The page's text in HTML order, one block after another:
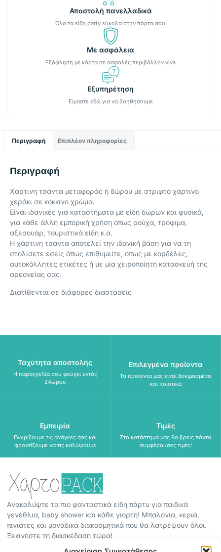
Αποστολή πανελλαδικά
Όλα τα είδη party εύκολα στην πόρτα σου!
Με ασφάλεια
Εξόφληση με κάρτα σε ασφαλές περιβάλλον viva
Εξυπηρέτηση
Είμαστε εδώ για να βοηθήσουμε
Περιγραφή Επιπλέον πληροφορίες
Περιγραφή
Χάρτινη τσάντα μεταφοράς ή δώρου με στριφτό χάρτινο
χεράκι σε κόκκινο χρώμα.
Είναι ιδανικές για καταστήματα με είδη δώρων και φυσικά,
για κάθε άλλη εμπορική χρήση όπως ρούχα, τρόφιμα,
αξεσουάρ, τουριστικά είδη κ.α.
Η χάρτινη τσάντα αποτελεί την ιδανική βάση για να τη
στολίσετε εσείς όπως επιθυμείτε, όπως με κορδέλες,
αυτοκόλλητες ετικέτες ή με μία χειροποίητη κατασκευή της
αρεσκείας σας.
Διατίθενται σε διάφορες διαστάσεις
Ταχύτητα αποστολής
Η παραγγελία σου φεύγει εντός
24ωρου
Επιλεγμένα προϊοντα
Τα προϊοντα μας είναι δοκιμασμένα
και ποιοτικά
Εμπειρία
Γνωρίζουμε τις ανάγκες σας και
φροντίζουμε να τις καλύψουμε
Τιμές
Στο κατάστημα μας θα βρεις πάντα
συμφέρουσες τιμές!
Ανακαλύψτε τα πιο φανταστικά είδη πάρτυ για παιδικά
γενέθλια, baby shower και κάθε γιορτή! Μπαλόνια, κεριά,
πινιάτες και μοναδικά διακοσμητικά που θα λατρέψουν όλοι.
Ξεκινήστε τη διασκέδαση τώρα!